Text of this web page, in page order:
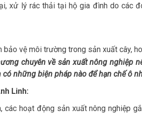
xử lý rác thải tại hộ gia đình do các
bảo vệ môi trường trong sản xuất cây,
chuyên về sản xuất nông nghiệp
có những biện pháp nào để hạn chế ô
Linh:
các hoạt động sản xuất nông nghiệp